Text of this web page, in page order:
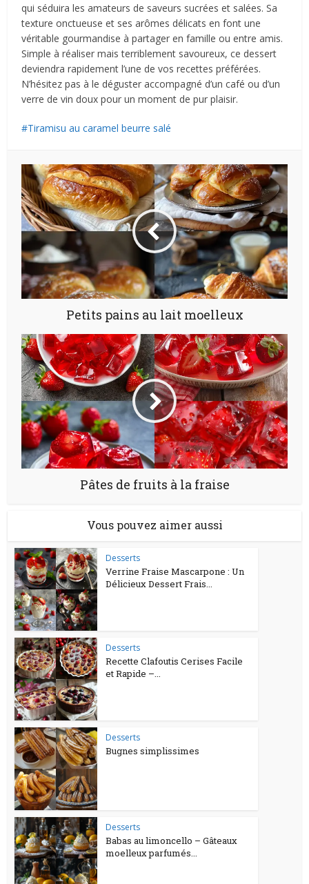
qui séduira les amateurs de saveurs sucrées et salées. Sa
texture onctueuse et ses arômes délicats en font une
véritable gourmandise à partager en famille ou entre amis.
Simple à réaliser mais terriblement savoureux, ce dessert
deviendra rapidement l’une de vos recettes préférées.
N’hésitez pas à le déguster accompagné d’un café ou d’un
verre de vin doux pour un moment de pur plaisir.
Tiramisu au caramel beurre salé
Petits pains au lait moelleux
Pâtes de fruits à la fraise
Vous pouvez aimer aussi
Desserts
Verrine Fraise Mascarpone : Un
Délicieux Dessert Frais...
Desserts
Recette Clafoutis Cerises Facile
et Rapide –...
Desserts
Bugnes simplissimes
Desserts
Babas au limoncello – Gâteaux
moelleux parfumés...